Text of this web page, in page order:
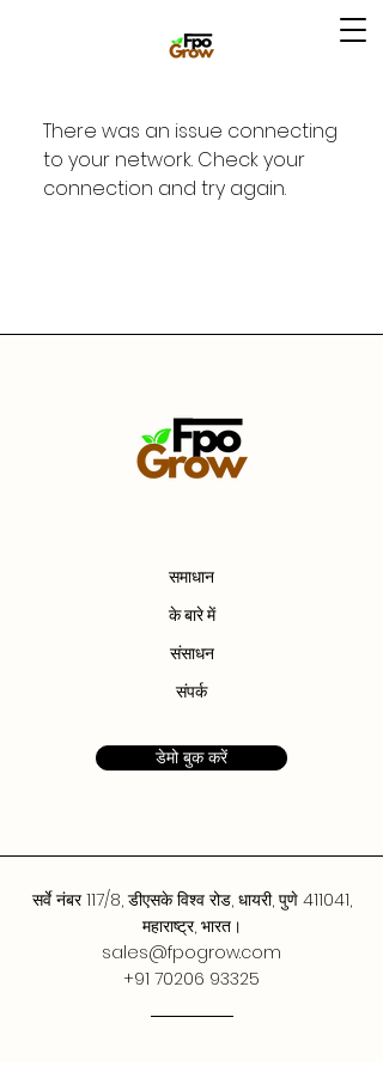
There was an issue connecting
to your network. Check your
connection and try again.
समाधान
के बारे में
संसाधन
संपर्क
डेमो बुक करें
सर्वे नंबर 117/8, डीएसके विश्व रोड, धायरी, पुणे 411041,
महाराष्ट्र, भारत।
sales@fpogrow.com
+91 70206 93325